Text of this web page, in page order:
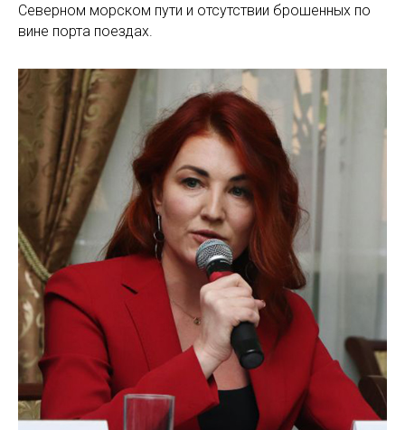
Северном морском пути и отсутствии брошенных по
вине порта поездах.